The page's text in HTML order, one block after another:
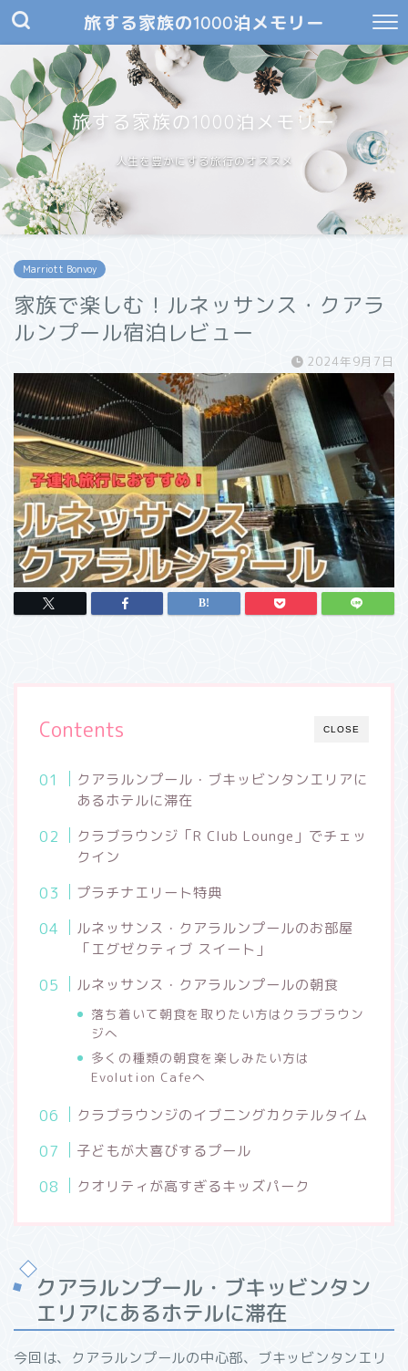
旅する家族の1000泊メモリー
旅する家族の1000泊メモリー
人生を豊かにする旅行のオススメ
Marriott Bonvoy
家族で楽しむ！ルネッサンス・クアラ
ルンプール宿泊レビュー
2024年9月7日
CLOSE
Contents
クアラルンプール・ブキッビンタンエリアに
あるホテルに滞在
クラブラウンジ「R Club Lounge」でチェッ
クイン
プラチナエリート特典
ルネッサンス・クアラルンプールのお部屋
「エグゼクティブ スイート」
ルネッサンス・クアラルンプールの朝食
落ち着いて朝食を取りたい方はクラブラウン
ジへ
多くの種類の朝食を楽しみたい方は
Evolution Cafeへ
クラブラウンジのイブニングカクテルタイム
子どもが大喜びするプール
クオリティが高すぎるキッズパーク
クアラルンプール・ブキッビンタン
エリアにあるホテルに滞在
今回は、クアラルンプールの中心部、ブキッビンタンエリ